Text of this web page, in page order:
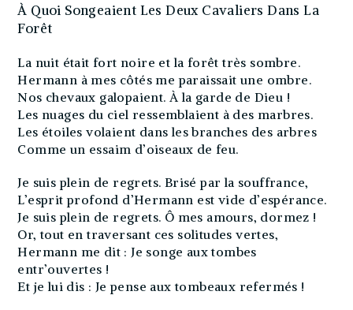
À Quoi Songeaient Les Deux Cavaliers Dans La
Forêt
La nuit était fort noire et la forêt très sombre.
Hermann à mes côtés me paraissait une ombre.
Nos chevaux galopaient. À la garde de Dieu !
Les nuages du ciel ressemblaient à des marbres.
Les étoiles volaient dans les branches des arbres
Comme un essaim d’oiseaux de feu.
Je suis plein de regrets. Brisé par la souffrance,
L’esprit profond d’Hermann est vide d’espérance.
Je suis plein de regrets. Ô mes amours, dormez !
Or, tout en traversant ces solitudes vertes,
Hermann me dit : Je songe aux tombes
entr’ouvertes !
Et je lui dis : Je pense aux tombeaux refermés !